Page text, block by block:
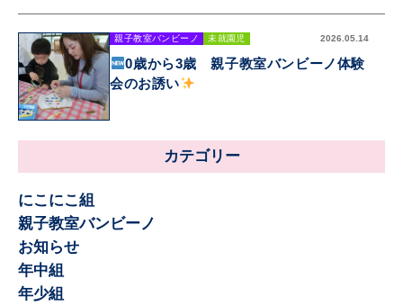
親子教室バンビーノ 未就園児 2026.05.14
0歳から3歳 親子教室バンビーノ体験
会のお誘い
カテゴリー
にこにこ組
親子教室バンビーノ
お知らせ
年中組
年少組